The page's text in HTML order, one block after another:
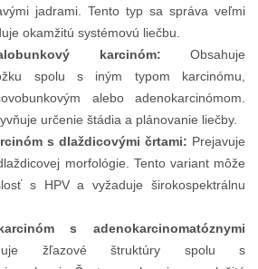
jadrami. Tento typ sa správa veľmi
okamžitú systémovú liečbu.
karcinóm: Obsahuje
spolu s iným typom karcinómu,
alebo adenokarcinómom.
určenie štádia a plánovanie liečby.
s dlaždicovými črtami: Prejavuje
morfológie. Tento variant môže
s HPV a vyžaduje širokospektrálnu
s adenokarcinomatóznymi
žľazové štruktúry spolu s